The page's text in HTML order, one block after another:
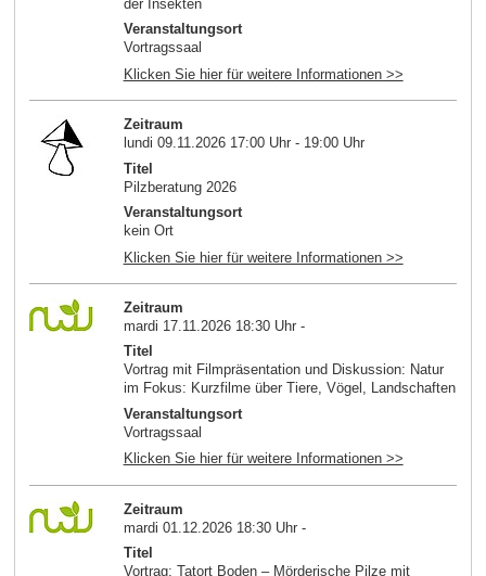
der Insekten
Veranstaltungsort
Vortragssaal
Klicken Sie hier für weitere Informationen >>
Zeitraum
lundi 09.11.2026 17:00 Uhr - 19:00 Uhr
Titel
Pilzberatung 2026
Veranstaltungsort
kein Ort
Klicken Sie hier für weitere Informationen >>
Zeitraum
mardi 17.11.2026 18:30 Uhr -
Titel
Vortrag mit Filmpräsentation und Diskussion: Natur
im Fokus: Kurzfilme über Tiere, Vögel, Landschaften
Veranstaltungsort
Vortragssaal
Klicken Sie hier für weitere Informationen >>
Zeitraum
mardi 01.12.2026 18:30 Uhr -
Titel
Vortrag: Tatort Boden – Mörderische Pilze mit